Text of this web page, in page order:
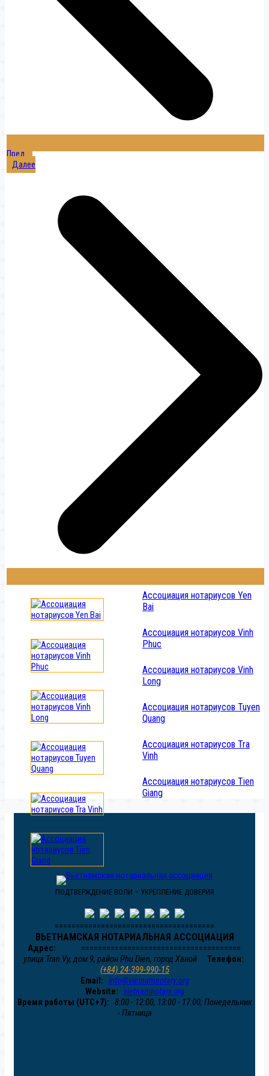
Пред.
Далее
Ассоциация нотариусов Yen
Bai
Ассоциация нотариусов Vinh
Phuc
Ассоциация нотариусов Vinh
Long
Ассоциация нотариусов Tuyen
Quang
Ассоциация нотариусов Tra
Vinh
Ассоциация нотариусов Tien
Giang
ПОДТВЕРЖДЕНИЕ ВОЛИ – УКРЕПЛЕНИЕ ДОВЕРИЯ
======================================
ВЬЕТНАМСКАЯ НОТАРИАЛЬНАЯ АССОЦИАЦИЯ
======================================
Адрес:
улица Tran Vy, дом 9, район Phu Dien, город Ханой
Телефон:
(+84) 24-399-990-15
Email: info@vietnamnotary.org
Website:
vietnamnotary.org
Время работы (UTC+7): 8:00 - 12:00, 13:00 - 17:00; Понедельник
- Пятница